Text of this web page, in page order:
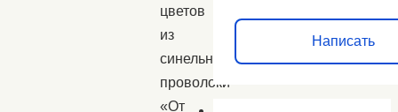
цветов
из
синельной
проволоки
«От
Написать